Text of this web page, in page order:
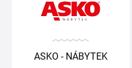
ASKO - NÁBYTEK